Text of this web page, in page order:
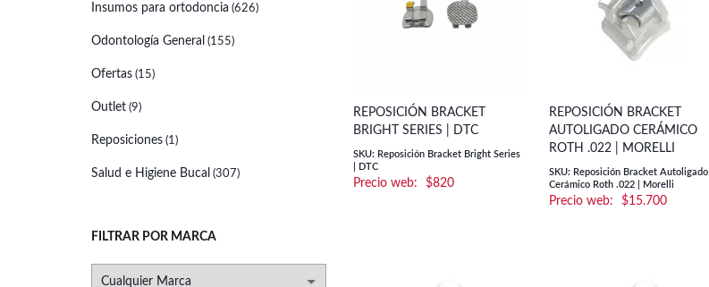
REPOSICIÓN BRACKET
BRIGHT SERIES | DTC
SKU: Reposición Bracket Bright Series
| DTC
$820
REPOSICIÓN BRACKET
AUTOLIGADO CERÁMICO
ROTH .022 | MORELLI
SKU: Reposición Bracket Autoligado
Cerámico Roth .022 | Morelli
$15.700
Insumos para ortodoncia (626)
Odontología General (155)
Ofertas (15)
Outlet (9)
Reposiciones (1)
Salud e Higiene Bucal (307)
FILTRAR POR MARCA